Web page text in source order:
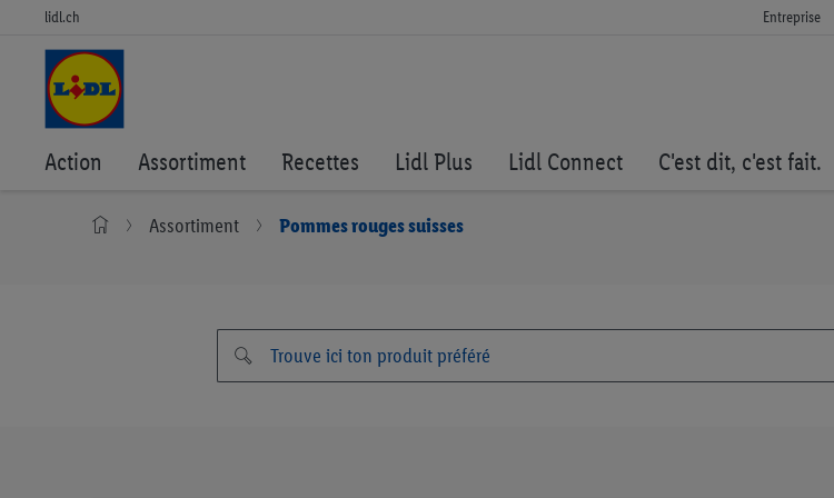
lidl.ch Entreprise
Action Assortiment Recettes Lidl Plus Lidl Connect C'est dit, c'est fait.
Assortiment Pommes rouges suisses